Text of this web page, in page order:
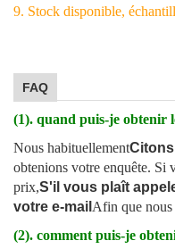
9. Stock disponible,
FAQ
(1). quand puis-je obtenir
Nous habituellement
obtenions votre enquête. Si
prix,S'il vous plaît
votre e-mail Afin que nous
(2). comment puis-je